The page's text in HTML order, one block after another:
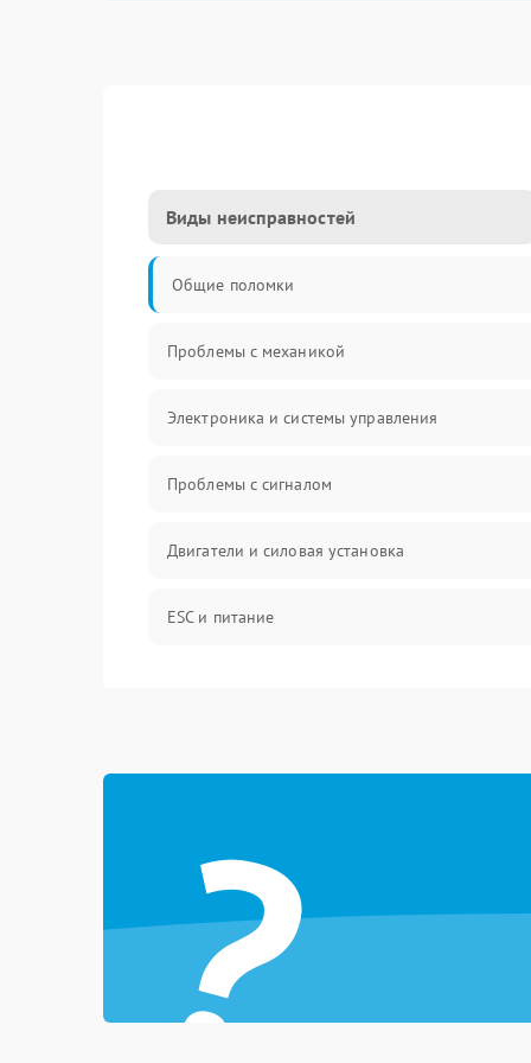
Виды неисправностей
Общие поломки
Проблемы с механикой
Электроника и системы управления
Проблемы с сигналом
Двигатели и силовая установка
ESC и питание
Связь и телеметрия
Температурные и внешние факторы
Пропеллеры
?